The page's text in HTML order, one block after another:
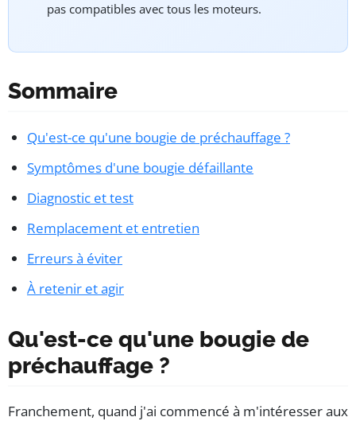
pas compatibles avec tous les moteurs.
Sommaire
Qu'est-ce qu'une bougie de préchauffage ?
Symptômes d'une bougie défaillante
Diagnostic et test
Remplacement et entretien
Erreurs à éviter
À retenir et agir
Qu'est-ce qu'une bougie de
préchauffage ?
Franchement, quand j'ai commencé à m'intéresser aux